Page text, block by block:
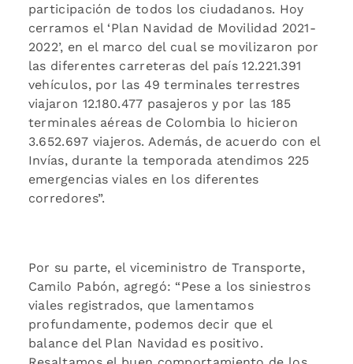
participación de todos los ciudadanos. Hoy
cerramos el ‘Plan Navidad de Movilidad 2021-
2022’, en el marco del cual se movilizaron por
las diferentes carreteras del país 12.221.391
vehículos, por las 49 terminales terrestres
viajaron 12.180.477 pasajeros y por las 185
terminales aéreas de Colombia lo hicieron
3.652.697 viajeros. Además, de acuerdo con el
Invías, durante la temporada atendimos 225
emergencias viales en los diferentes
corredores”.
Por su parte, el viceministro de Transporte,
Camilo Pabón, agregó: “Pese a los siniestros
viales registrados, que lamentamos
profundamente, podemos decir que el
balance del Plan Navidad es positivo.